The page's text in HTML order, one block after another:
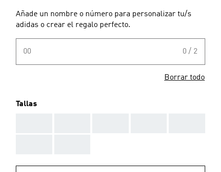
Añade un nombre o número para personalizar tu/s
adidas o crear el regalo perfecto.
00 0 / 2
Borrar todo
Tallas